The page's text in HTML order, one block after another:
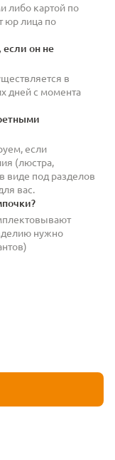
либо картой по
юр лица по
если он не
в
дней с момента
если
(люстра,
виде под разделов
вас.
нужно